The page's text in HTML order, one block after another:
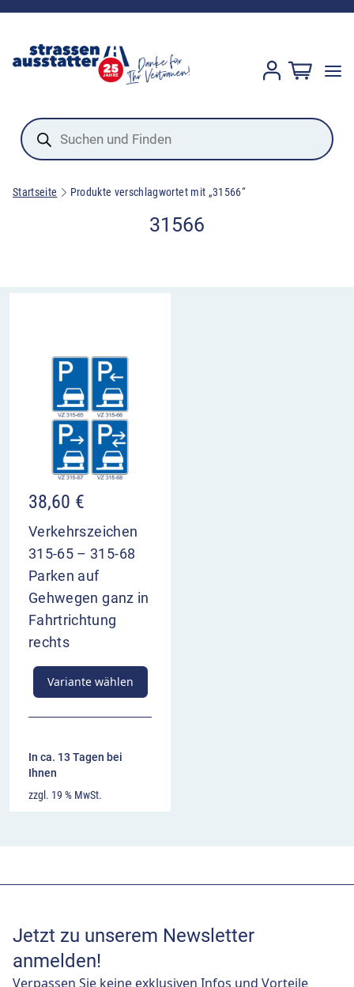
Products
search
Startseite Produkte verschlagwortet mit „31566“
31566
38,60 €
Verkehrszeichen
315-65 – 315-68
Parken auf
Gehwegen ganz in
Fahrtrichtung
rechts
Variante wählen
In ca. 13 Tagen bei
Ihnen
zzgl. 19 % MwSt.
Jetzt zu unserem Newsletter
anmelden!
Verpassen Sie keine exklusiven Infos und Vorteile